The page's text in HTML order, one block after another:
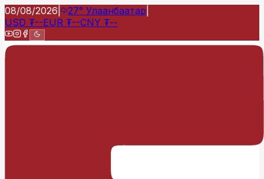
08/08/2026 27° Улаанбаатар
USD ₮--EUR ₮--CNY ₮--